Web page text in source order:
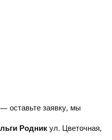
оставьте заявку, мы
Родник ул. Цветочная,